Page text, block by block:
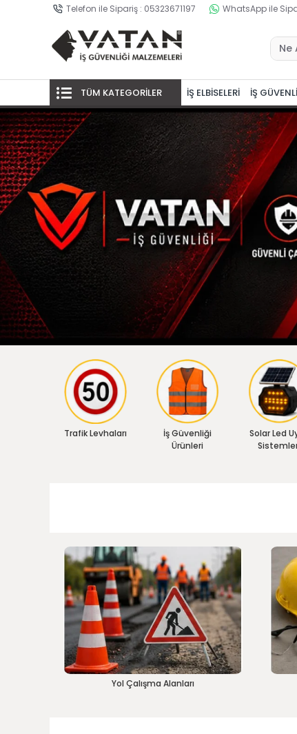
Telefon ile Sipariş : 05323671197 WhatsApp ile
TÜM KATEGORİLER İŞ ELBİSELERİ İŞ
Trafik Levhaları
İş Güvenliği
Ürünleri
Solar Led
Yol Çalışma Alanları